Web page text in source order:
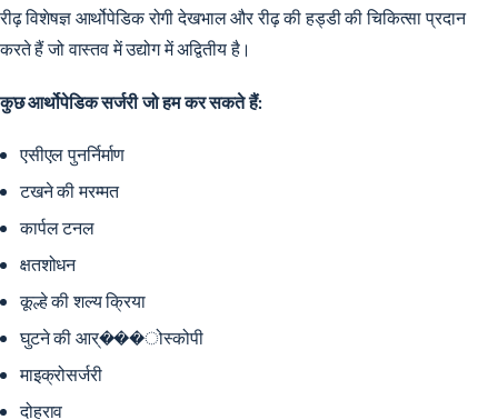
रीढ़ विशेषज्ञ आर्थोपेडिक रोगी देखभाल और रीढ़ की हड्डी की चिकित्सा प्रदान
करते हैं जो वास्तव में उद्योग में अद्वितीय है।
कुछ आर्थोपेडिक सर्जरी जो हम कर सकते हैं:
एसीएल पुनर्निर्माण
टखने की मरम्मत
कार्पल टनल
क्षतशोधन
कूल्हे की शल्य क्रिया
घुटने की आर्���ोस्कोपी
माइक्रोसर्जरी
दोहराव